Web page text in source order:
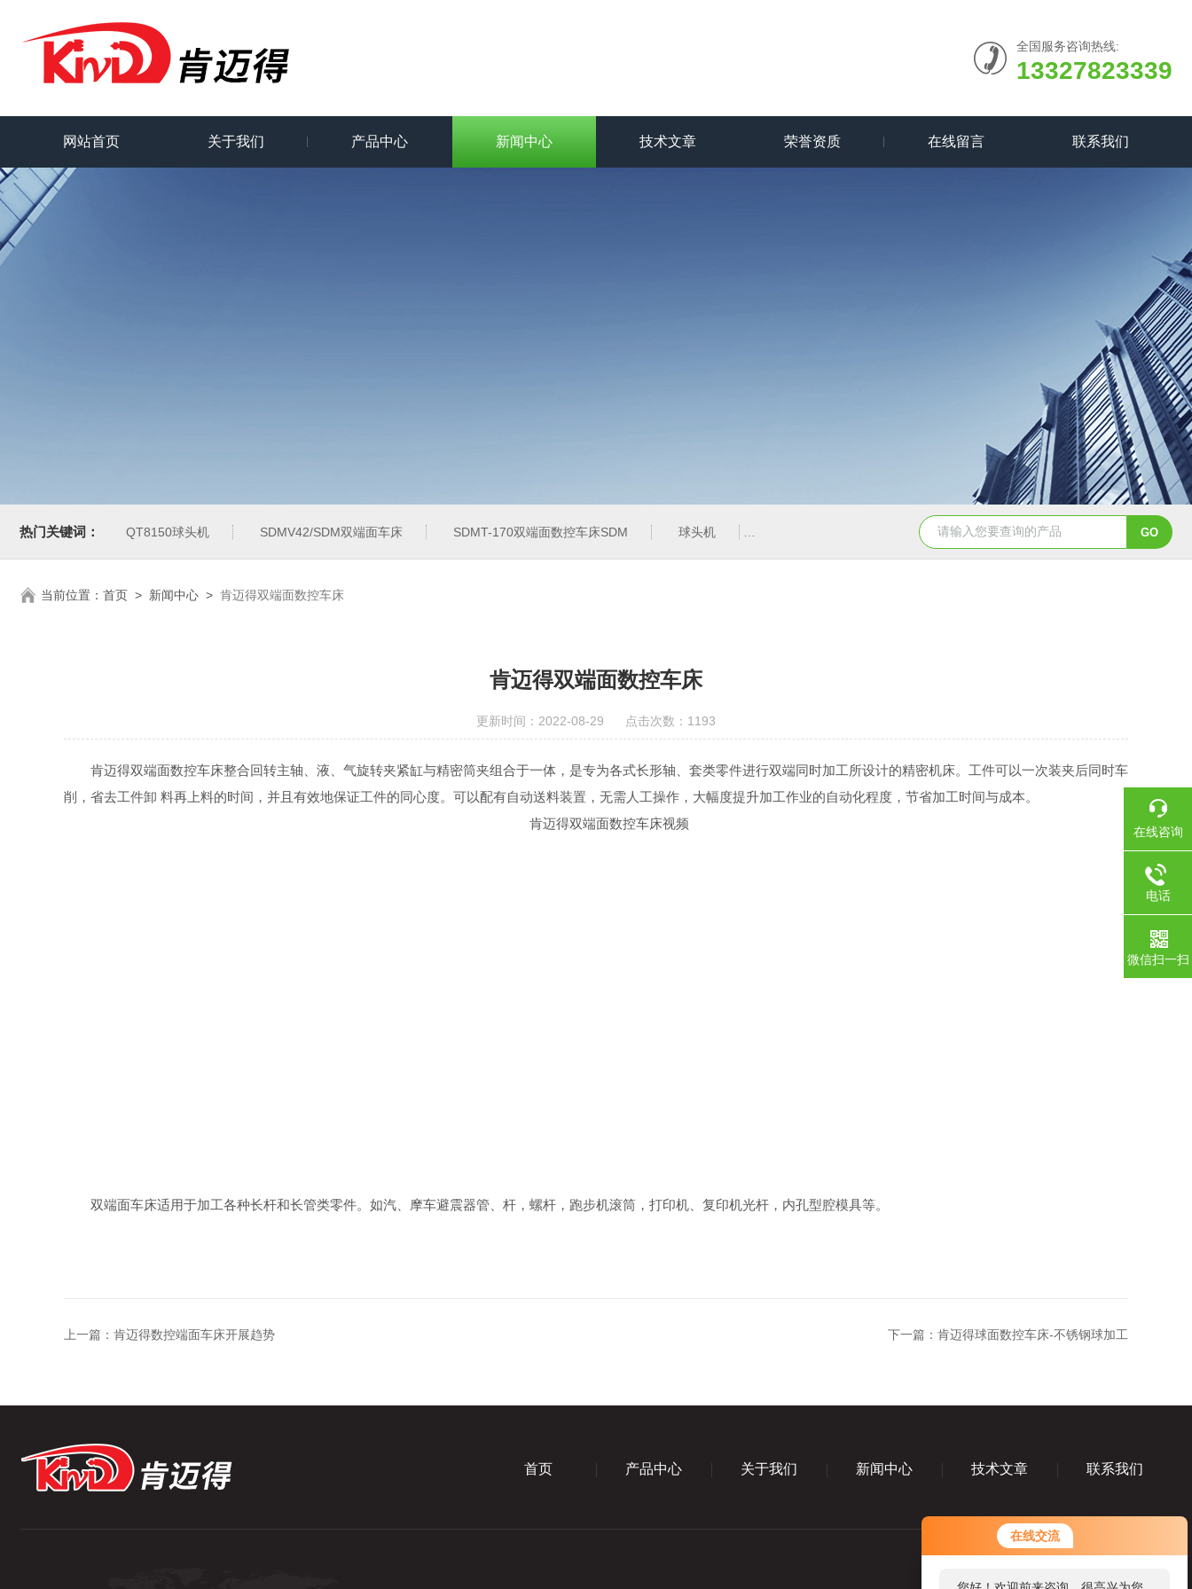
在线交流
全国服务咨询热线:
13327823339
网站首页 关于我们 产品中心 新闻中心 技术文章 荣誉资质 在线留言 联系我们
热门关键词： QT8150球头机 SDMV42/SDM双端面车床 SDMT-170双端面数控车床SDM 球头机 SDM25-03I/T6004I/T100-04I /T170-04I双端
当前位置： 首页 > 新闻中心 > 肯迈得双端面数控车床
肯迈得双端面数控车床
更新时间：2022-08-29 点击次数：1193
肯迈得双端面数控车床整合回转主轴、液、气旋转夹紧缸与精密筒夹组合于一体，是专为各式长形轴、套类零件进行双端同时加工所设计的精密机床。工件可以一次装夹后同时车
削，省去工件卸 料再上料的时间，并且有效地保证工件的同心度。可以配有自动送料装置，无需人工操作，大幅度提升加工作业的自动化程度，节省加工时间与成本。
肯迈得双端面数控车床视频
双端面车床适用于加工各种长杆和长管类零件。如汽、摩车避震器管、杆，螺杆，跑步机滚筒，打印机、复印机光杆，内孔型腔模具等。
上一篇： 肯迈得数控端面车床开展趋势 下一篇： 肯迈得球面数控车床-不锈钢球加工
首页 产品中心 关于我们 新闻中心 技术文章 联系我们
在线咨询
电话
微信扫一扫